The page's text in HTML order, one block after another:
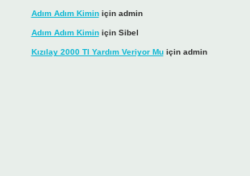
Adım Adım Kiminiçin admin
Adım Adım Kiminiçin Sibel
Kızılay 2000 Tl Yardım Veriyor Muiçin admin